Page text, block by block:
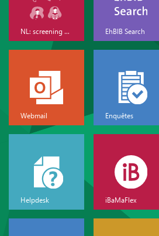
NL: screening & basis EhBIB Search
Webmail Enquêtes
Helpdesk iBaMaFlex